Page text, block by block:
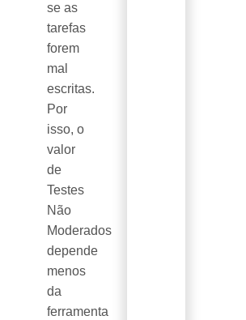
se as
tarefas
forem
mal
escritas.
Por
isso, o
valor
de
Testes
Não
Moderados
depende
menos
da
ferramenta